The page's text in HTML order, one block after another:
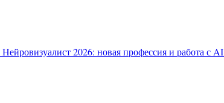
Нейровизуалист 2026: новая профессия и работа с AI